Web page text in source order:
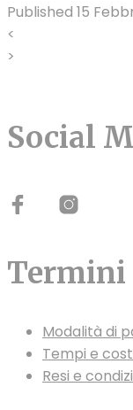
Published 15
<
>
Social
Termini
Modalità di
Tempi e
Resi e